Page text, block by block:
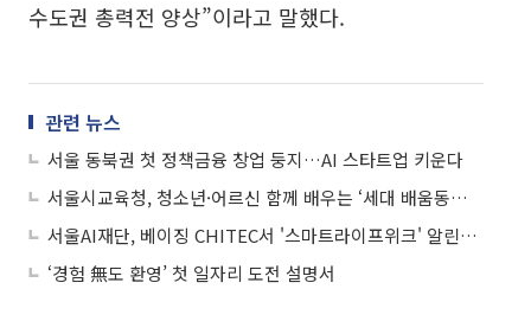
수도권 총력전 양상”이라고 말했다.
관련 뉴스
서울 동북권 첫 정책금융 창업 둥지…AI 스타트업 키운다
서울시교육청, 청소년·어르신 함께 배우는 ‘세대 배움동행’ 운영
서울AI재단, 베이징 CHITEC서 '스마트라이프위크' 알린다… 글로벌 네트워크 확대
‘경험 無도 환영’ 첫 일자리 도전 설명서